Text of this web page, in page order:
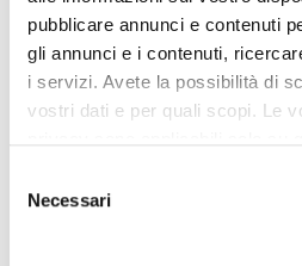
pubblicare annunci e contenuti
gli annunci e i contenuti,
i servizi. Avete la possibilità di
vostri dati e per quali scopi. Le
modificare o revocare il proprio
momento dalla Dichiarazione
delNecessari
Non contiene SLS e SLES,
PEG, coloranti e profumi di
Formato:
Flacone da 100 ml.
Dettagli del prodotto